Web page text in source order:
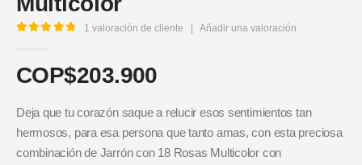
1 valoración de cliente Añadir una valoración
COP$203.900
Deja que tu corazón saque a relucir esos sentimientos tan
hermosos, para esa persona que tanto amas, con esta preciosa
combinación de Jarrón con 18 Rosas Multicolor con